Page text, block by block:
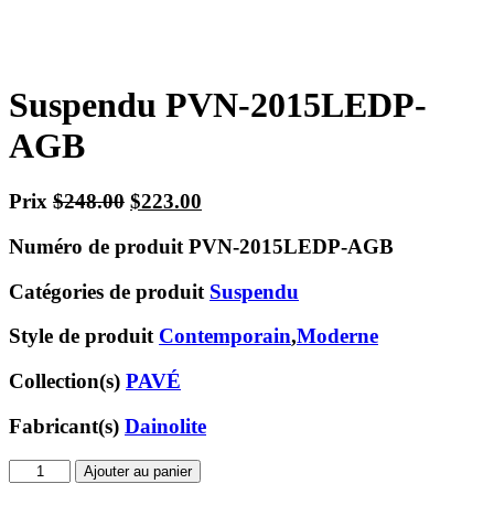
Suspendu PVN-2015LEDP-
AGB
Prix $248.00 Le
initial
$248.00.
$223.00
actuel
$223.00.
Numéro de produit PVN-2015LEDP-AGB
Catégories de produit Suspendu
Style de produit Contemporain,Moderne
Collection(s) PAVÉ
Fabricant(s) Dainolite
quantité
de
Ajouter au panier